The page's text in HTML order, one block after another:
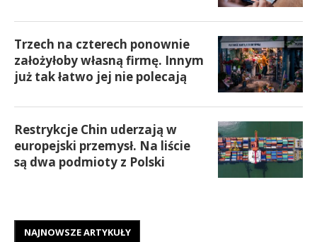
Trzech na czterech ponownie
założyłoby własną firmę. Innym
już tak łatwo jej nie polecają
Restrykcje Chin uderzają w
europejski przemysł. Na liście
są dwa podmioty z Polski
NAJNOWSZE ARTYKUŁY